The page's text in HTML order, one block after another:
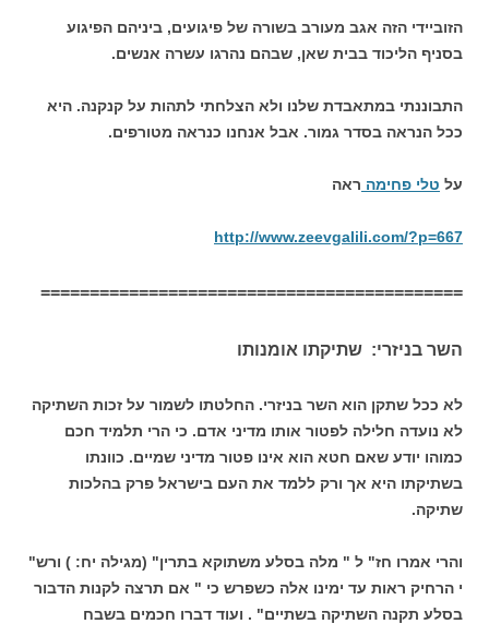
הזוביידי הזה אגב מעורב בשורה של פיגועים, ביניהם הפיגוע
בסניף הליכוד בבית שאן, שבהם נהרגו עשרה אנשים.
התבוננתי במתאבדת שלנו ולא הצלחתי לתהות על קנקנה. היא
ככל הנראה בסדר גמור. אבל אנחנו כנראה מטורפים.
על טלי פחימה ראה
http://www.zeevgalili.com/?p=667
===========================================
השר בניזרי: שתיקתו אומנותו
לא ככל שתקן הוא השר בניזרי. החלטתו לשמור על זכות השתיקה
לא נועדה חלילה לפטור אותו מדיני אדם. כי הרי תלמיד חכם
כמוהו יודע שאם חטא הוא אינו פטור מדיני שמיים. כוונתו
בשתיקתו היא אך ורק ללמד את העם בישראל פרק בהלכות
שתיקה.
והרי אמרו חז" ל " מלה בסלע משתוקא בתרין" (מגילה יח: ) ורש"
י הרחיק ראות עד ימינו אלה כשפרש כי " אם תרצה לקנות הדבור
בסלע תקנה השתיקה בשתיים" . ועוד דברו חכמים בשבח